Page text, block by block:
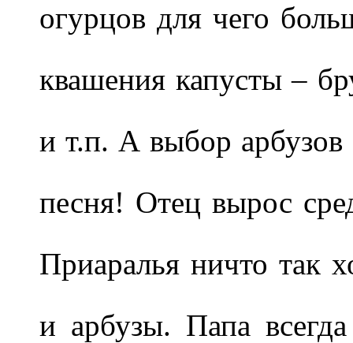
огурцов для чего
квашения капусты –
и т.п. А выбор
песня! Отец вырос
Приаралья ничто так
и арбузы. Папа